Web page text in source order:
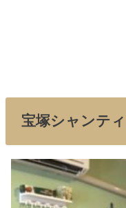
宝塚シャンテ